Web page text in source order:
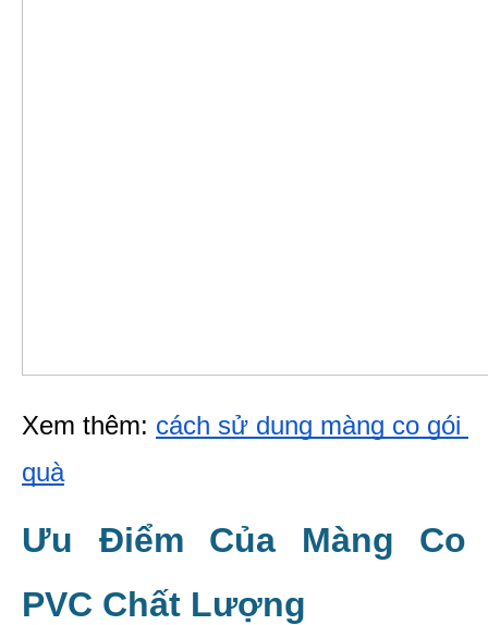
Xem thêm: cách sử dụng màng co gói
quà
Ưu Điểm Của Màng Co
PVC Chất Lượng